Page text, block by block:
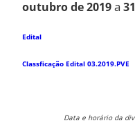
outubro de 2019a
Edital
Classficação Edital 03.2019.PVE
Data e horário da